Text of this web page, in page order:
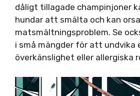
dåligt tillagade champinjoner
hundar att smälta och kan
matsmältningsproblem. Se
i små mängder för att undvika
överkänslighet eller allergiska